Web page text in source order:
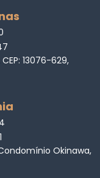
13076-629,
Okinawa,